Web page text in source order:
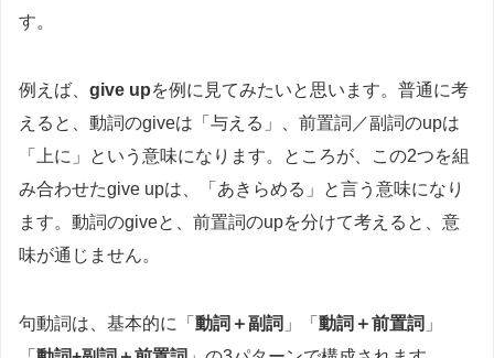
す。
例えば、 give upを例に見てみたいと思います。普通に考
えると、動詞のgiveは「与える」、前置詞／副詞のupは
「上に」という意味になります。ところが、この2つを組
み合わせたgive upは、「あきらめる」と言う意味になり
ます。動詞のgiveと、前置詞のupを分けて考えると、意
味が通じません。
句動詞は、基本的に「 動詞＋副詞 」「 動詞＋前置詞 」